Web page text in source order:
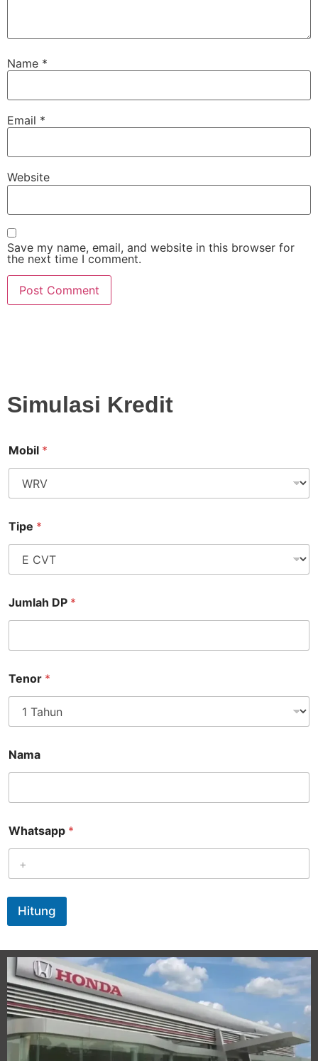
Name *
Email *
Website
Save my name, email, and website in this browser for
the next time I comment.
Simulasi Kredit
Mobil *
Tipe *
Jumlah DP *
Tenor *
Nama
Whatsapp *
Hitung